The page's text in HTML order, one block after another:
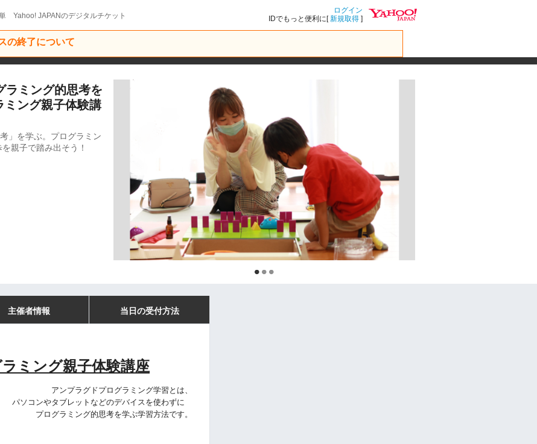
Yahoo! JAPANのデジタルチケット
ログイン
IDでもっと便利に[新規取得 ]
の終了について
ラミング的思考を
ング親子体験講
」を学ぶ。プログラミン
親子で踏み出そう！
主催者情報 当日の受付方法
ミング親子体験講座
アンプラグドプログラミング学習とは、
パソコンやタブレットなどのデバイスを使わずに
プログラミング的思考を学ぶ学習方法です。